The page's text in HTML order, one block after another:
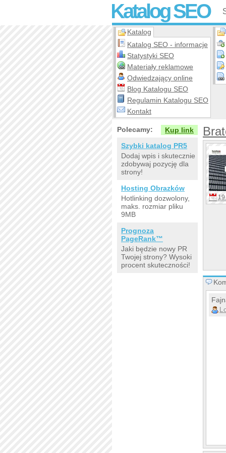
Katalog SEO
Katalog
Katalog SEO - informacje
Statystyki SEO
Materiały reklamowe
Odwiedzający online
Blog Katalogu SEO
Regulamin Katalogu SEO
Kontakt
19
Polecamy:
Kup link
Szybki katalog PR5
Dodaj wpis i skutecznie
zdobywaj pozycję dla
strony!
Hosting Obrazków
Hotlinking dozwolony,
maks. rozmiar pliku
9MB
Prognoza
PageRank™
Jaki będzie nowy PR
Twojej strony? Wysoki
procent skuteczności!